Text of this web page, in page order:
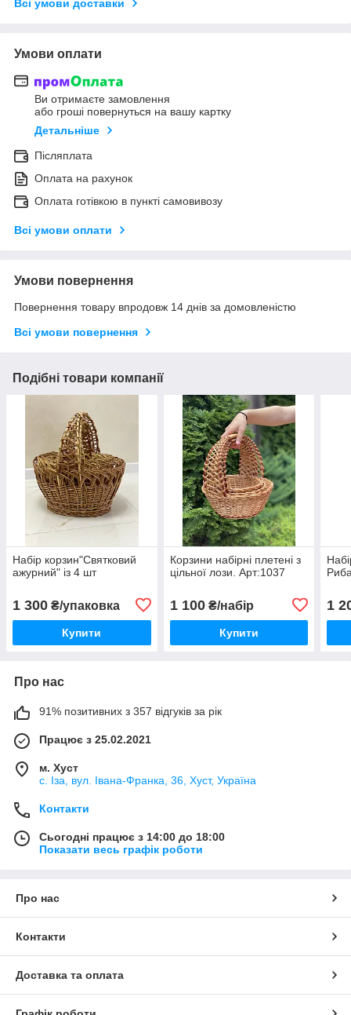
Всі умови доставки
Умови оплати
Ви отримаєте замовлення
або гроші повернуться на вашу картку
Детальніше
Післяплата
Оплата на рахунок
Оплата готівкою в пункті самовивозу
Всі умови оплати
Умови повернення
Повернення товару впродовж 14 днів за домовленістю
Всі умови повернення
Подібні товари компанії
Набір корзин"Святковий
ажурний" із 4 шт
1 300 ₴/упаковка
Купити
Корзини набірні плетені з
цільної лози. Арт:1037
1 100₴/набір
Купити
1
Про нас
91% позитивних з 357 відгуків за рік
Працює з 25.02.2021
м. Хуст
с. Іза, вул. Івана-Франка, 36, Хуст, Україна
Контакти
Сьогодні працює з 14:00 до 18:00
Показати весь графік роботи
Про нас
Контакти
Доставка та оплата